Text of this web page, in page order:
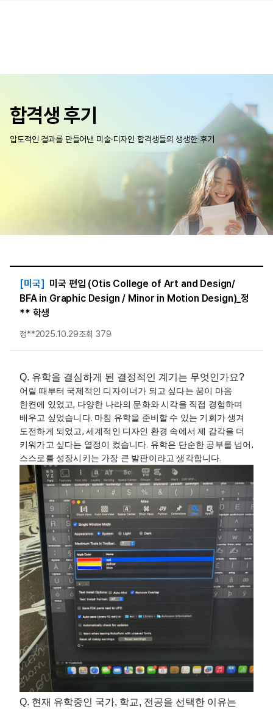
합격생 후기
압도적인 결과를 만들어낸 미술·디자인 합격생들의 생생한 후기
[미국] 미국 편입 (Otis College of Art and Design/
BFA in Graphic Design / Minor in Motion Design)_정
** 학생
정**2025.10.29조회 379
Q. 유학을 결심하게 된 결정적인 계기는 무엇인가요?
어릴 때부터 국제적인 디자이너가 되고 싶다는 꿈이 마음
한켠에 있었고, 다양한 나라의 문화와 시각을 직접 경험하며
배우고 싶었습니다. 마침 유학을 준비할 수 있는 기회가 생겨
도전하게 되었고, 세계적인 디자인 환경 속에서 제 감각을 더
키워가고 싶다는 열정이 컸습니다. 유학은 단순한 공부를 넘어,
스스로를 성장시키는 가장 큰 발판이라고 생각합니다.
Q. 현재 유학중인 국가, 학교, 전공을 선택한 이유는